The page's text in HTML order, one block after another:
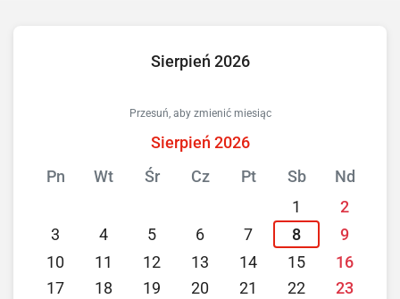
Sierpień 2026
Przesuń, aby zmienić miesiąc
Sierpień 2026
Pn
Wt Śr Cz Pt Sb
Nd
1
2
3
4 5 6 7 8
9
10
11 12 13 14 15
16
17
18 19 20 21 22
23